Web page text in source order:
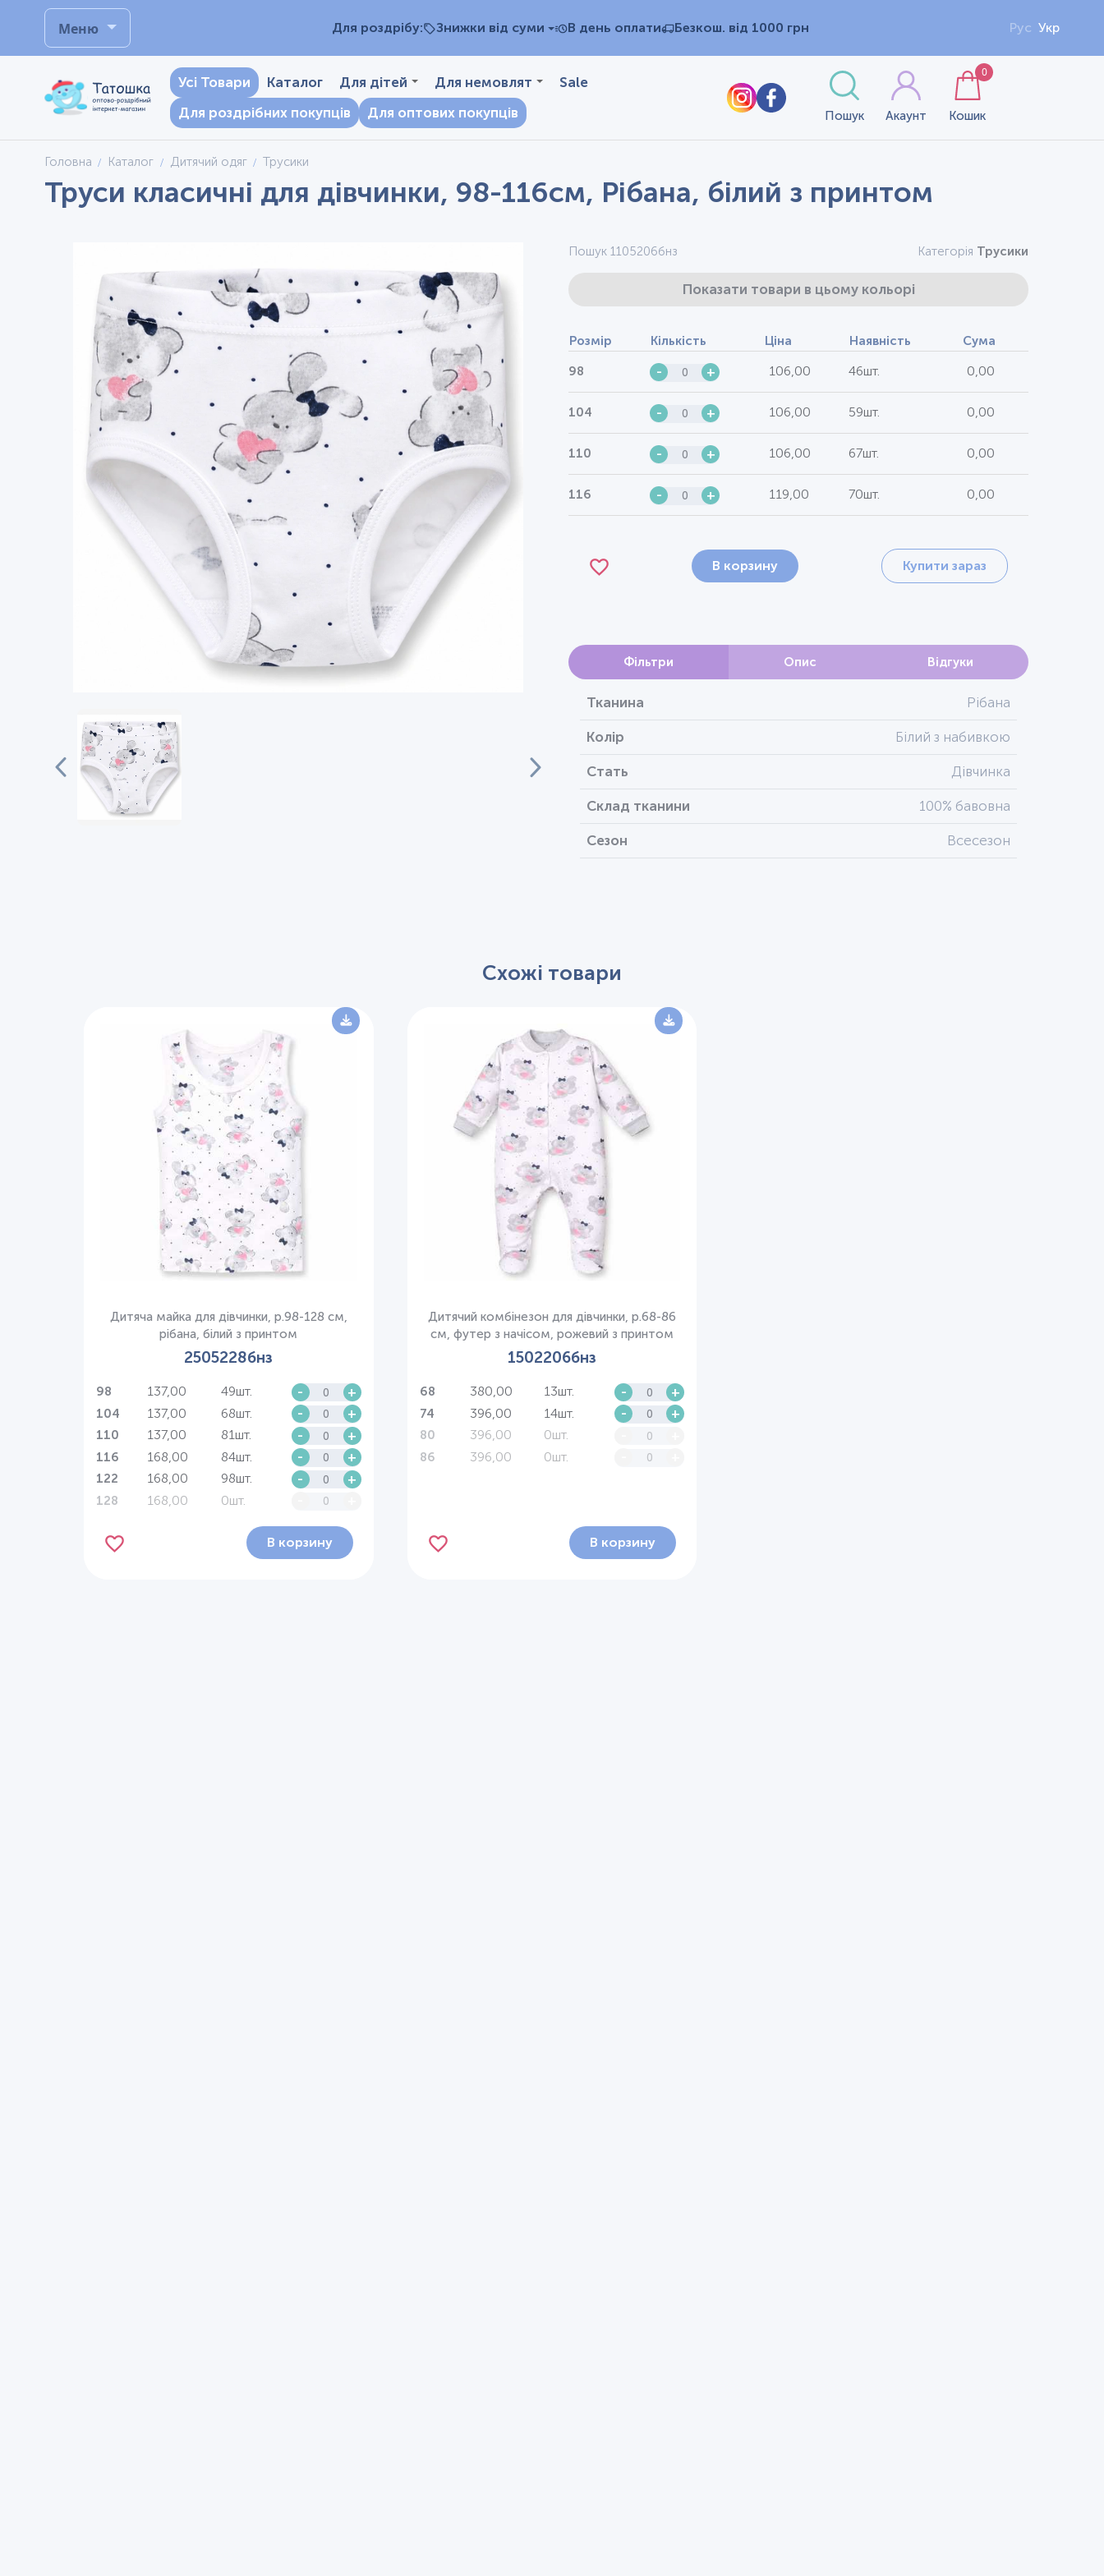
Меню Для роздрібу: Знижки від суми В день оплати Безкош. від 1000 грн Рус Укр
Усі Товари Каталог Для дітей Для немовлят
Sale
Для роздрібних покупців
Для оптових покупців Пошук Акаунт Кошик
0
Головна Каталог Дитячий одяг Трусики
Труси класичні для дівчинки, 98-116см, Рібана, білий з принтом
Пошук 1105206бнз Категорія Трусики
Показати товари в цьому кольорі
Розмір Кількість Ціна Наявність Сума
98 - + 106,00 46шт. 0,00
104 - + 106,00 59шт. 0,00
110 - + 106,00 67шт. 0,00
116 - + 119,00 70шт. 0,00
В корзину Купити зараз
Фільтри Опис Відгуки
Тканина Рібана
Колір Білий з набивкою
Стать Дівчинка
Склад тканини 100% бавовна
Сезон Всесезон
Схожі товари
Дитяча майка для дівчинки, р.98-128 см,
рібана, білий з принтом
2505228бнз
98 137,00 49шт. - +
104 137,00 68шт. - +
110 137,00 81шт. - +
116 168,00 84шт. - +
122 168,00 98шт. - +
128 168,00 0шт.
В корзину
Дитячий комбінезон для дівчинки, р.68-86
см, футер з начісом, рожевий з принтом
1502206бнз
68 380,00 13шт. - +
74 396,00 14шт. - +
80 396,00 0шт.
86 396,00 0шт.
В корзину